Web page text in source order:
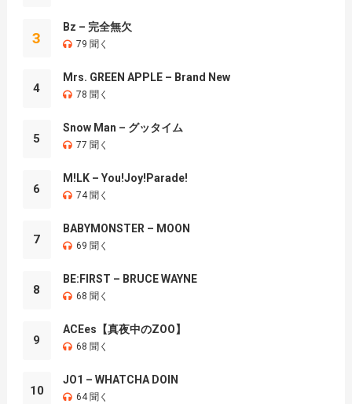
3
Bz – 完全無欠
79 聞く
4
Mrs. GREEN APPLE – Brand New
78 聞く
5
Snow Man – グッタイム
77 聞く
6
M!LK – You!Joy!Parade!
74 聞く
7
BABYMONSTER – MOON
69 聞く
8
BE:FIRST – BRUCE WAYNE
68 聞く
9
ACEes【真夜中のZOO】
68 聞く
10
JO1 – WHATCHA DOIN
64 聞く